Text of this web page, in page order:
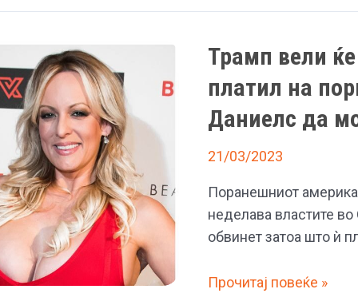
Меланија
сакаат
да
бранат
Доналд
а
тој
веќе
план
Трамп вели
платил на
Даниелс да
21/03/2023
Поранешниот
неделава властите
обвинет затоа што ѝ
Трамп
Прочитај повеќе »